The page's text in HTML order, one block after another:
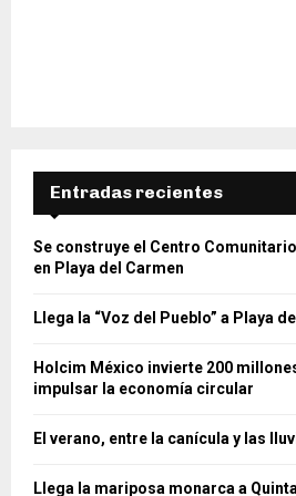
Entradas recientes
Se construye el Centro
en Playa del Carmen
Llega la “Voz del Pueblo” a Playa
Holcim México invierte 200
impulsar la economía circular
El verano, entre la canícula y las
Llega la mariposa monarca a